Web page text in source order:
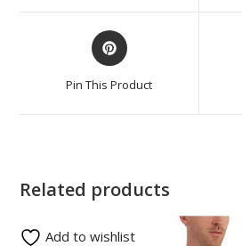
Pin This Product
Related products
Add to wishlist